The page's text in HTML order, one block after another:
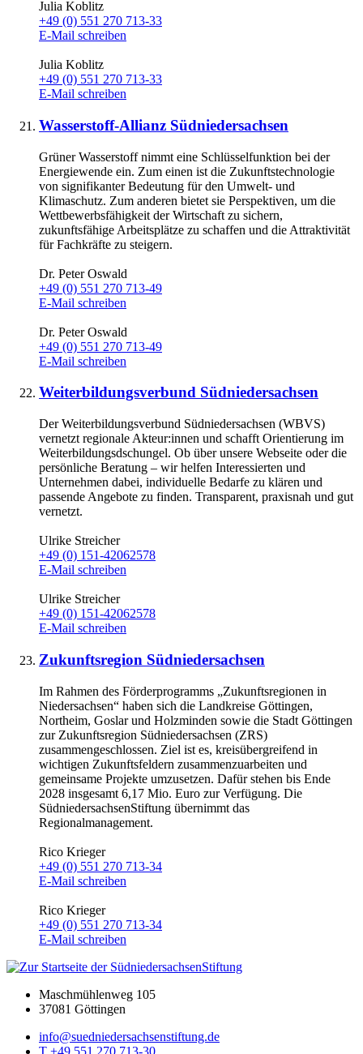
Julia Koblitz
+49 (0) 551 270 713-33
E-Mail schreiben
Julia Koblitz
+49 (0) 551 270 713-33
E-Mail schreiben
Wasserstoff-Allianz Südniedersachsen
Grüner Wasserstoff nimmt eine Schlüsselfunktion bei der
Energiewende ein. Zum einen ist die Zukunftstechnologie
von signifikanter Bedeutung für den Umwelt- und
Klimaschutz. Zum anderen bietet sie Perspektiven, um die
Wettbewerbsfähigkeit der Wirtschaft zu sichern,
zukunftsfähige Arbeitsplätze zu schaffen und die Attraktivität
für Fachkräfte zu steigern.
Dr. Peter Oswald
+49 (0) 551 270 713-49
E-Mail schreiben
Dr. Peter Oswald
+49 (0) 551 270 713-49
E-Mail schreiben
Weiterbildungsverbund Südniedersachsen
Der Weiterbildungsverbund Südniedersachsen (WBVS)
vernetzt regionale Akteur:innen und schafft Orientierung im
Weiterbildungsdschungel. Ob über unsere Webseite oder die
persönliche Beratung – wir helfen Interessierten und
Unternehmen dabei, individuelle Bedarfe zu klären und
passende Angebote zu finden. Transparent, praxisnah und gut
vernetzt.
Ulrike Streicher
+49 (0) 151-42062578
E-Mail schreiben
Ulrike Streicher
+49 (0) 151-42062578
E-Mail schreiben
Zukunftsregion Südniedersachsen
Im Rahmen des Förderprogramms „Zukunftsregionen in
Niedersachsen“ haben sich die Landkreise Göttingen,
Northeim, Goslar und Holzminden sowie die Stadt Göttingen
zur Zukunftsregion Südniedersachsen (ZRS)
zusammengeschlossen. Ziel ist es, kreisübergreifend in
wichtigen Zukunftsfeldern zusammenzuarbeiten und
gemeinsame Projekte umzusetzen. Dafür stehen bis Ende
2028 insgesamt 6,17 Mio. Euro zur Verfügung. Die
SüdniedersachsenStiftung übernimmt das
Regionalmanagement.
Rico Krieger
+49 (0) 551 270 713-34
E-Mail schreiben
Rico Krieger
+49 (0) 551 270 713-34
E-Mail schreiben
Maschmühlenweg 105
37081 Göttingen
info@suedniedersachsenstiftung.de
T +49 551 270 713-30